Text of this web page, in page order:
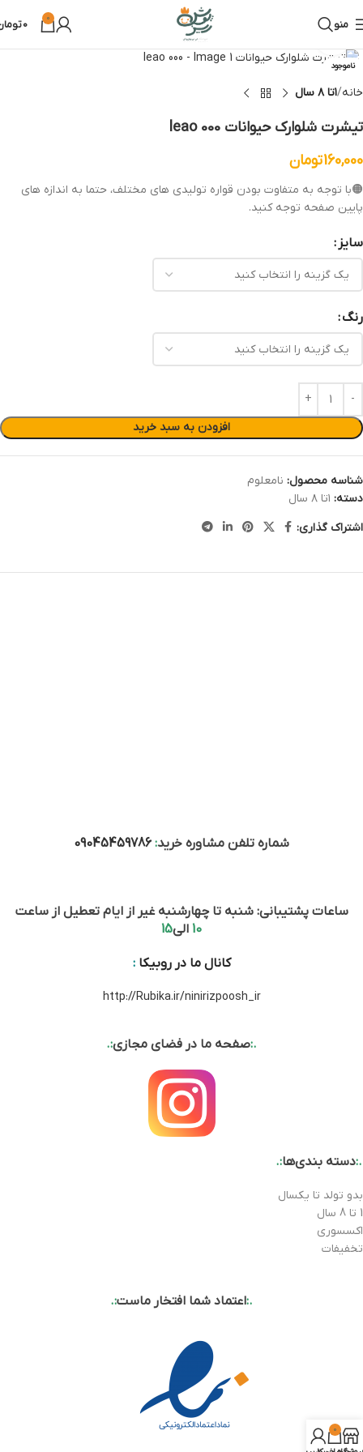
منو 0
0
ناموجود
خانه ۱تا ۸ سال
تیشرت شلوارک حیوانات leao 000
160,000تومان
🟠با توجه به متفاوت بودن قواره تولیدی های مختلف، حتما به اندازه های
پایین صفحه توجه کنید.
سایز
رنگ
افزودن به سبد خرید
شناسه محصول: نامعلوم
دسته: ۱تا ۸ سال
اشتراک گذاری:
شماره تلفن مشاوره خرید:
09045459786
ساعات پشتیبانی: شنبه تا چهارشنبه غیر از ایام تعطیل از ساعت
10 الی15
کانال ما در روبیکا:
http://Rubika.ir/ninirizpoosh_ir
.:صفحه ما در فضای مجازی:.
.:دسته بندی‌ها:.
بدو تولد تا یکسال
1 تا 8 سال
اکسسوری
تخفیفات
.:اعتماد شما افتخار ماست:.
0